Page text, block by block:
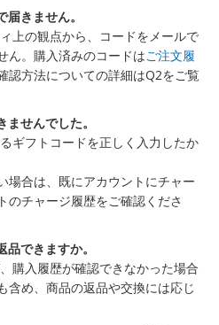
きません。
上の観点から、コードをメールで
ん。購入済みのコードはご注文履
認方法についての詳細はQ2をご覧
せんでした。
ギフトコードを正しく入力したか
場合は、既にアカウントにチャー
のチャージ履歴をご確認くださ
できますか。
購入履歴が確認できなかった場合
含め、商品の返品や交換には応じ